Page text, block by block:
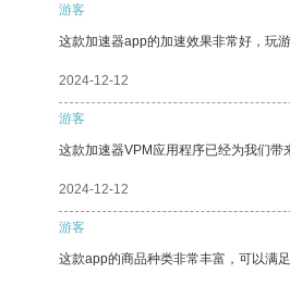
游客
这款加速器app的加速效果非常好，玩
2024-12-12
游客
这款加速器VPM应用程序已经为我们带
2024-12-12
游客
这款app的商品种类非常丰富，可以满